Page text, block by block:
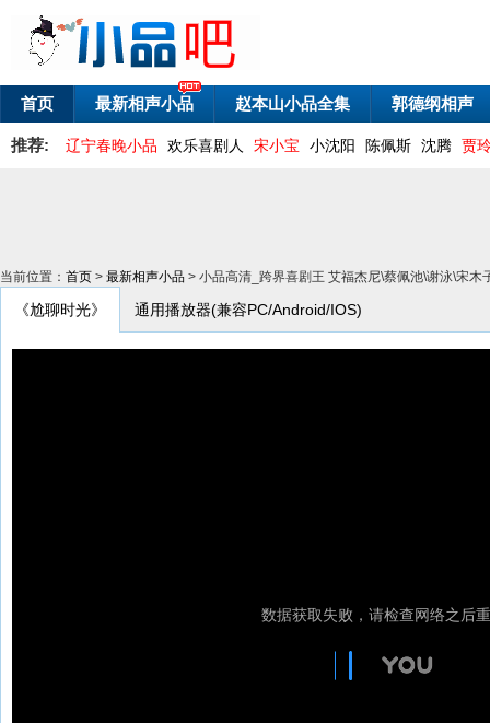
首页 最新相声小品 赵本山小品全集 郭德纲相声
推荐: 辽宁春晚小品 欢乐喜剧人 宋小宝 小沈阳 陈佩斯 沈腾 贾
当前位置： 首页 > 最新相声小品 > 小品高清_跨界喜剧王 艾福杰尼\蔡佩池\谢泳\宋木
《尬聊时光》 通用播放器(兼容PC/Android/IOS)